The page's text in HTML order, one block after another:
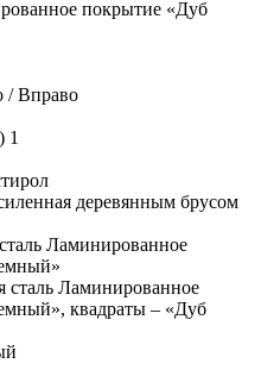
покрытие «Дуб
/ Вправо
1
деревянным брусом
Ламинированное
сталь Ламинированное
квадраты – «Дуб